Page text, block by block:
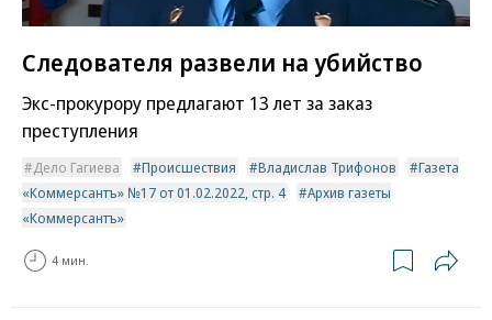
Следователя развели на убийство
Экс-прокурору предлагают 13 лет за заказ
преступления
Дело Гагиева Происшествия Владислав Трифонов
Газета
«Коммерсантъ» №17 от 01.02.2022, стр. 4
Архив газеты
«Коммерсантъ»
4 мин.